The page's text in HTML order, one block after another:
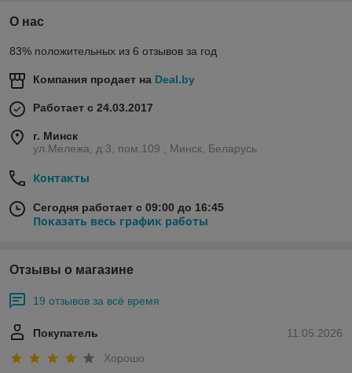
О нас
83% положительных из 6 отзывов за год
Компания продает на Deal.by
Работает с 24.03.2017
г. Минск
ул.Мележа, д.3, пом.109 , Минск, Беларусь
Контакты
Сегодня работает с 09:00 до 16:45
Показать весь график работы
Отзывы о магазине
19 отзывов за всё время
11.05.2026
Покупатель
Хорошо